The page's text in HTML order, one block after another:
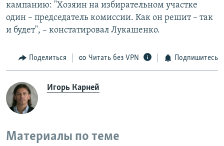
кампанию: "Хозяин на избирательном участке
один – председатель комиссии. Как он решит – так
и будет", – констатировал Лукашенко.
Поделиться Читать без VPN Подпишитесь
Игорь Карней
Материалы по теме